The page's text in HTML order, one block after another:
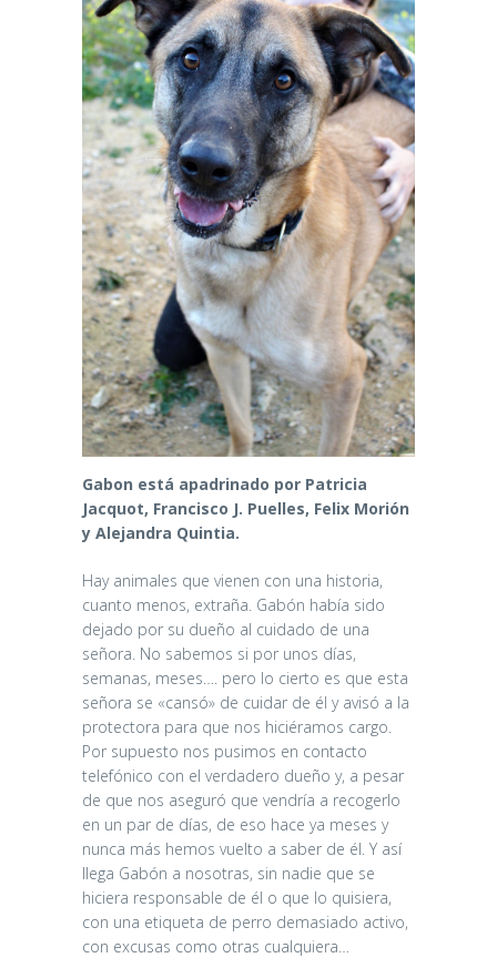
Gabon está apadrinado por Patricia
Jacquot, Francisco J. Puelles, Felix Morión
y Alejandra Quintia.
Hay animales que vienen con una historia,
cuanto menos, extraña. Gabón había sido
dejado por su dueño al cuidado de una
señora. No sabemos si por unos días,
semanas, meses…. pero lo cierto es que esta
señora se «cansó» de cuidar de él y avisó a la
protectora para que nos hiciéramos cargo.
Por supuesto nos pusimos en contacto
telefónico con el verdadero dueño y, a pesar
de que nos aseguró que vendría a recogerlo
en un par de días, de eso hace ya meses y
nunca más hemos vuelto a saber de él. Y así
llega Gabón a nosotras, sin nadie que se
hiciera responsable de él o que lo quisiera,
con una etiqueta de perro demasiado activo,
con excusas como otras cualquiera…